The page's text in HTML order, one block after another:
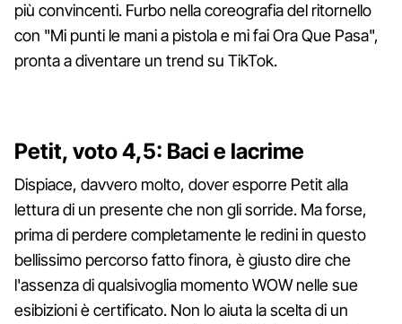
più convincenti. Furbo nella coreografia del ritornello
con "Mi punti le mani a pistola e mi fai Ora Que Pasa",
pronta a diventare un trend su TikTok.
Petit, voto 4,5: Baci e lacrime
Dispiace, davvero molto, dover esporre Petit alla
lettura di un presente che non gli sorride. Ma forse,
prima di perdere completamente le redini in questo
bellissimo percorso fatto finora, è giusto dire che
l'assenza di qualsivoglia momento WOW nelle sue
esibizioni è certificato. Non lo aiuta la scelta di un